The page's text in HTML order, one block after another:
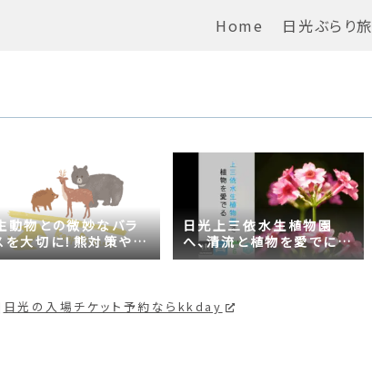
Home 日光ぶらり旅
動物との微妙なバラ
を大切に！熊対策や日
自然が学べるスポッ
日光上三依水生植物園
へ、清流と植物を愛でに
【プチ日光】
日光の入場チケット予約ならkkday